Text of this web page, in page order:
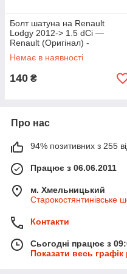
Болт шатуна на Renault
Lodgy 2012-> 1.5 dCi —
Renault (Оригінал) -
8200425460
Немає в наявності
140 ₴
Про нас
94% позитивних з 255
Працює з 06.06.2011
м. Хмельницький
Старокостянтинівське
Контакти
Сьогодні працює з
Показати весь графік